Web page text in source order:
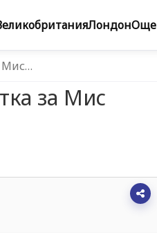
ЛондонОще
Мис…
за Мис